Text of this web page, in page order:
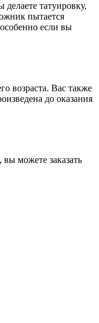
татуировку,
пытается
если вы
возраста. Вас также
до оказания
можете заказать